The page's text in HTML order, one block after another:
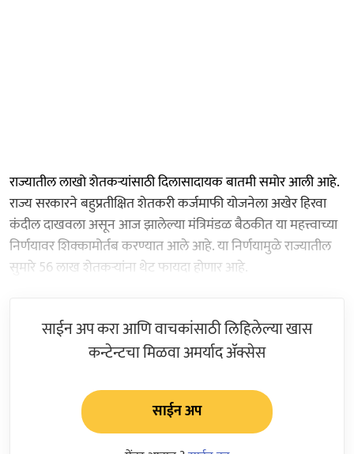
राज्यातील लाखो शेतकऱ्यांसाठी दिलासादायक बातमी समोर आली आहे.
राज्य सरकारने बहुप्रतीक्षित शेतकरी कर्जमाफी योजनेला अखेर हिरवा
कंदील दाखवला असून आज झालेल्या मंत्रिमंडळ बैठकीत या महत्त्वाच्या
निर्णयावर शिक्कामोर्तब करण्यात आले आहे. या निर्णयामुळे राज्यातील
सुमारे 56 लाख शेतकऱ्यांना थेट फायदा होणार आहे.
साईन अप करा आणि वाचकांसाठी लिहिलेल्या खास
कन्टेन्टचा मिळवा अमर्याद ॲक्सेस
साईन अप